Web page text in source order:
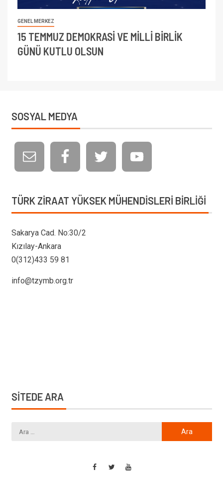
GENEL MERKEZ
15 TEMMUZ DEMOKRASİ VE MİLLİ BİRLİK
GÜNÜ KUTLU OLSUN
SOSYAL MEDYA
TÜRK ZIRAAT YÜKSEK MÜHENDISLERI BIRLIĞI
Sakarya Cad. No:30/2
Kızılay-Ankara
0(312)433 59 81
info@tzymb.org.tr
SİTEDE ARA